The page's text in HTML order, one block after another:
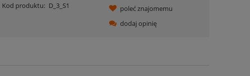
Kod produktu: D_3_S1
poleć znajomemu
dodaj opinię